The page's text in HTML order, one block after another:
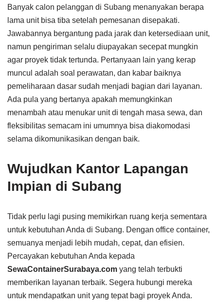
Banyak calon pelanggan di Subang menanyakan berapa
lama unit bisa tiba setelah pemesanan disepakati.
Jawabannya bergantung pada jarak dan ketersediaan unit,
namun pengiriman selalu diupayakan secepat mungkin
agar proyek tidak tertunda. Pertanyaan lain yang kerap
muncul adalah soal perawatan, dan kabar baiknya
pemeliharaan dasar sudah menjadi bagian dari layanan.
Ada pula yang bertanya apakah memungkinkan
menambah atau menukar unit di tengah masa sewa, dan
fleksibilitas semacam ini umumnya bisa diakomodasi
selama dikomunikasikan dengan baik.
Wujudkan Kantor Lapangan
Impian di Subang
Tidak perlu lagi pusing memikirkan ruang kerja sementara
untuk kebutuhan Anda di Subang. Dengan office container,
semuanya menjadi lebih mudah, cepat, dan efisien.
Percayakan kebutuhan Anda kepada
SewaContainerSurabaya.com yang telah terbukti
memberikan layanan terbaik. Segera hubungi mereka
untuk mendapatkan unit yang tepat bagi proyek Anda.